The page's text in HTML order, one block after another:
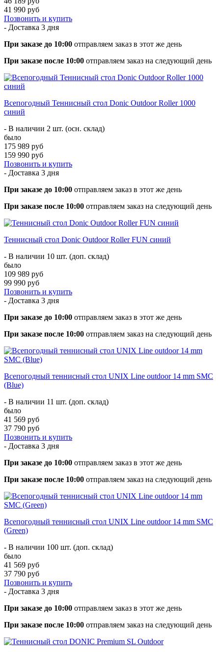
41 990 руб
Позвонить и купить
- Доставка 3 дня
При заказе до 10:00 отправляем заказ в этот же день
При заказе после 10:00 отправляем заказ на следующий день
Всепогодный Теннисный стол Donic Outdoor Roller 1000
синий
- В наличии 2 шт. (осн. склад)
было
175 989 руб
159 990 руб
Позвонить и купить
- Доставка 3 дня
При заказе до 10:00 отправляем заказ в этот же день
При заказе после 10:00 отправляем заказ на следующий день
Теннисный стол Donic Outdoor Roller FUN синий
- В наличии 10 шт. (доп. склад)
было
109 989 руб
99 990 руб
Позвонить и купить
- Доставка 3 дня
При заказе до 10:00 отправляем заказ в этот же день
При заказе после 10:00 отправляем заказ на следующий день
Всепогодный теннисный стол UNIX Line outdoor 14 mm SMC
(Blue)
- В наличии 11 шт. (доп. склад)
было
41 569 руб
37 790 руб
Позвонить и купить
- Доставка 3 дня
При заказе до 10:00 отправляем заказ в этот же день
При заказе после 10:00 отправляем заказ на следующий день
Всепогодный теннисный стол UNIX Line outdoor 14 mm SMC
(Green)
- В наличии 100 шт. (доп. склад)
было
41 569 руб
37 790 руб
Позвонить и купить
- Доставка 3 дня
При заказе до 10:00 отправляем заказ в этот же день
При заказе после 10:00 отправляем заказ на следующий день